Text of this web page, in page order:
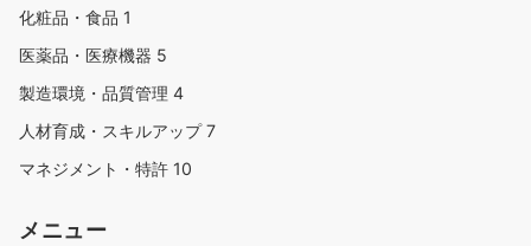
化粧品・食品 1
医薬品・医療機器 5
製造環境・品質管理 4
人材育成・スキルアップ7
マネジメント・特許 10
メニュー